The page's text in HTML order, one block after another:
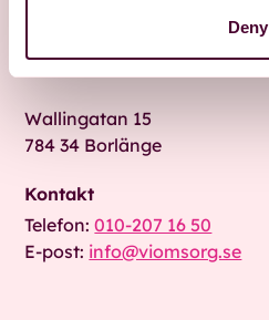
Deny
792 30 Mora
Wallingatan 15
784 34 Borlänge
Kontakt
Telefon:010-207 16 50
E-post: info@viomsorg.se